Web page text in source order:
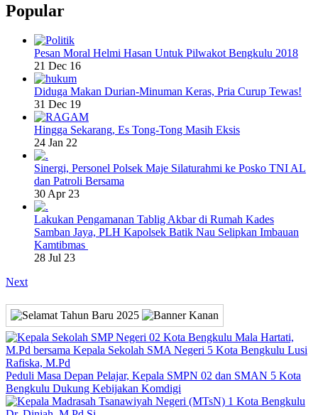
Popular
Pesan Moral Helmi Hasan Untuk Pilwakot Bengkulu 2018
21 Dec 16
Diduga Makan Durian-Minuman Keras, Pria Curup Tewas!
31 Dec 19
Hingga Sekarang, Es Tong-Tong Masih Eksis
24 Jan 22
Sinergi, Personel Polsek Maje Silaturahmi ke Posko TNI AL
dan Patroli Bersama
30 Apr 23
Lakukan Pengamanan Tablig Akbar di Rumah Kades
Samban Jaya, PLH Kapolsek Batik Nau Selipkan Imbauan
Kamtibmas
28 Jul 23
Next
Peduli Masa Depan Pelajar, Kepala SMPN 02 dan SMAN 5 Kota
Bengkulu Dukung Kebijakan Komdigi